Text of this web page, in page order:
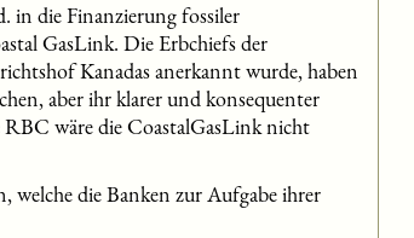
in die Finanzierung fossiler
GasLink. Die Erbchiefs der
Kanadas anerkannt wurde, haben
aber ihr klarer und konsequenter
wäre die CoastalGasLink nicht
welche die Banken zur Aufgabe ihrer